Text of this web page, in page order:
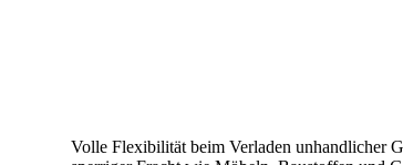
Volle Flexibilität beim Verladen unhandlicher